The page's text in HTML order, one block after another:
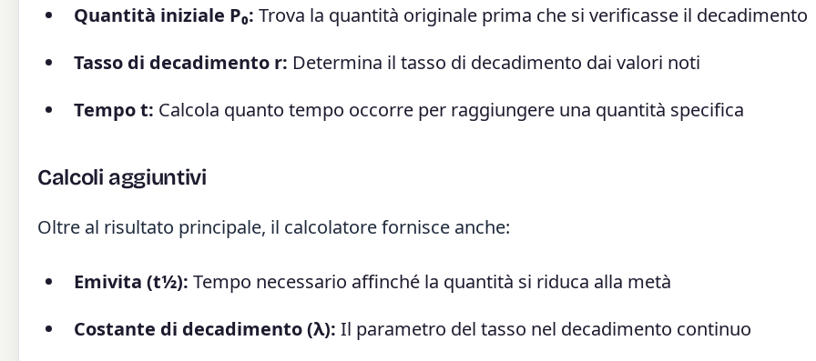
Quantità iniziale P₀: Trova la quantità originale prima che si verificasse il decadimento
Tasso di decadimento r: Determina il tasso di decadimento dai valori noti
Tempo t: Calcola quanto tempo occorre per raggiungere una quantità specifica
Calcoli aggiuntivi
Oltre al risultato principale, il calcolatore fornisce anche:
Emivita (t½): Tempo necessario affinché la quantità si riduca alla metà
Costante di decadimento (λ): Il parametro del tasso nel decadimento continuo